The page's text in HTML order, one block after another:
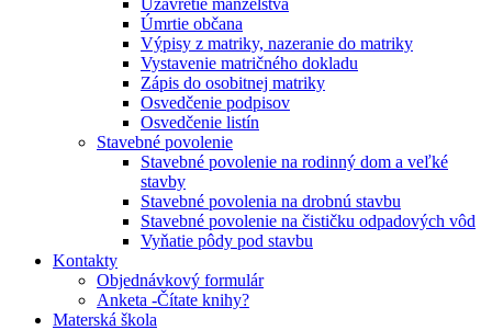
Uzavretie manželstva
Úmrtie občana
Výpisy z matriky, nazeranie do matriky
Vystavenie matričného dokladu
Zápis do osobitnej matriky
Osvedčenie podpisov
Osvedčenie listín
Stavebné povolenie
Stavebné povolenie na rodinný dom a veľké
stavby
Stavebné povolenia na drobnú stavbu
Stavebné povolenie na čističku odpadových vôd
Vyňatie pôdy pod stavbu
Kontakty
Objednávkový formulár
Anketa -Čítate knihy?
Materská škola